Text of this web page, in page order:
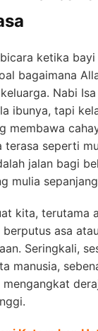
ketika
bagaimana
Nabi
ibunya, tapi
membawa
terasa seperti
jalan bagi
mulia
kita, terutama
asa
Seringkali,
manusia,
mengangkat